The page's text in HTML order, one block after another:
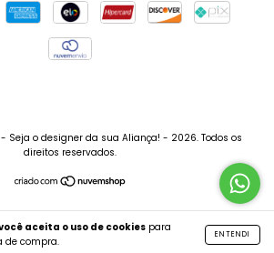
aceita o uso de cookies para
de compra.
ENTENDI
Seja o designer da sua Aliança! - 2026. Todos os
direitos reservados.